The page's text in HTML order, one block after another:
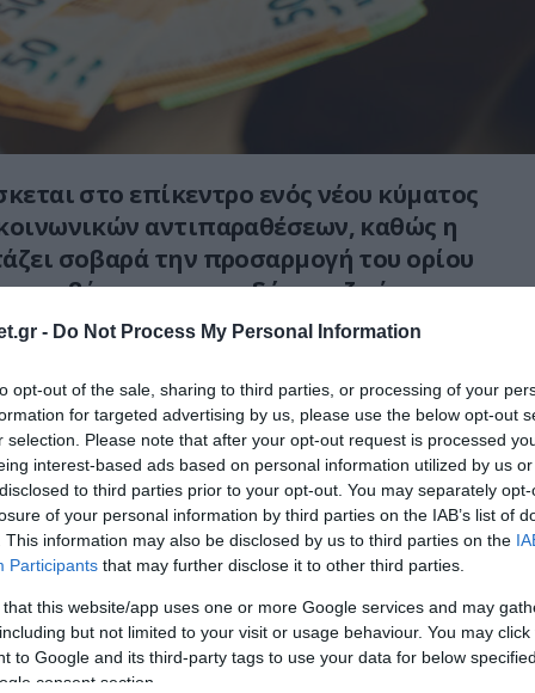
- Do Not Process My Personal Information
opt-out of the sale, sharing to third parties, or processing of your
for targeted advertising by us, please use the below opt-out
selection. Please note that after your opt-out request is processed
interest-based ads based on personal information utilized by us
to third parties prior to your opt-out. You may separately
of your personal information by third parties on the IAB’s list of
This information may also be disclosed by us to third parties on the
Participants that may further disclose it to other third parties.
that this website/app uses one or more Google services and may
but not limited to your visit or usage behaviour. You may
to Google and its third-party tags to use your data for below
consent section.
στο επίκεντρο ενός νέου κύματος
αντιπαραθέσεων, καθώς η
σοβαρά την προσαρμογή του ορίου
με βάση το… προσδόκιμο ζωής, με
της μακροπρόθεσμης
στην Γερμανία αφορά άμεσα και
η λύση που θα χρησιμοποιηθεί θα
σε όλη την ΕΕ!
μεταρρύθμιση προβλέπει αυτόματη
εργασίας ανάλογα με την αύξηση του
ζωής, ώστε να μην επιβαρυνθούν
ταμεία από την γήρανση
.